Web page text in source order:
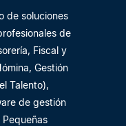
de soluciones
de
Fiscal y
Gestión
Talento),
de gestión